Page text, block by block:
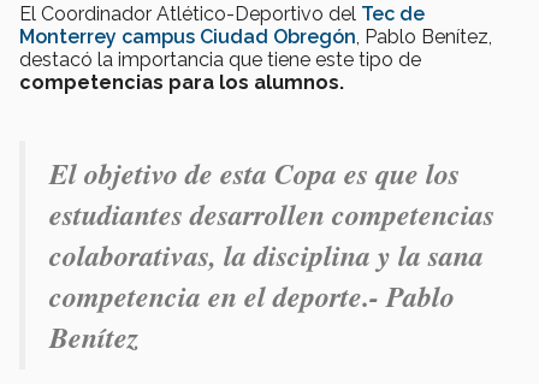
El Coordinador Atlético-Deportivo del Tec de
Monterrey campus Ciudad Obregón , Pablo Benítez,
destacó la importancia que tiene este tipo de
competencias para los alumnos.
El objetivo de esta Copa es que los
estudiantes desarrollen competencias
colaborativas, la disciplina y la sana
competencia en el deporte.- Pablo
Benítez